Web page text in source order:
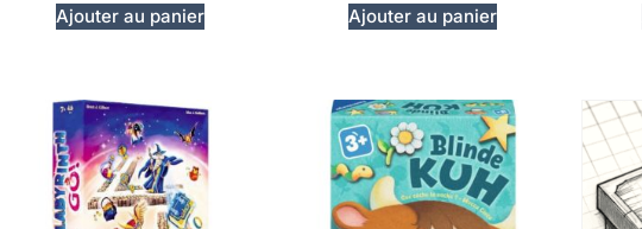
Ajouter au panier Ajouter au panier